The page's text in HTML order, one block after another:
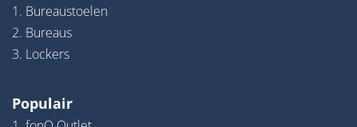
1. Bureaustoelen
2. Bureaus
3. Lockers
Populair